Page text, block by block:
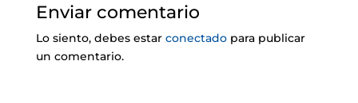
Enviar comentario
Lo siento, debes estar conectadopara publicar
un comentario.